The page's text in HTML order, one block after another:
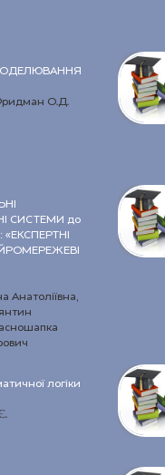
О.Д.
СИСТЕМИ до
«ЕКСПЕРТНІ
Анатоліївна,
логіки